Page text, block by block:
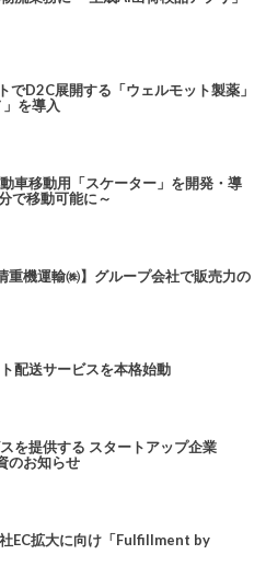
でD2C展開する「ウェルモット製薬」
を導入
車移動用「スケーター」を開発・導
で移動可能に～
重機運輸㈱】グループ会社で販売力の
配送サービスを本格始動
を提供する スタートアップ企業
のお知らせ
EC拡大に向け「Fulfillment by